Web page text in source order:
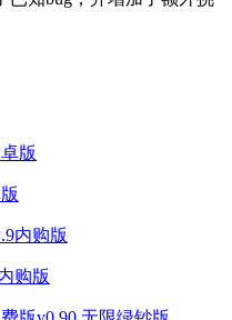
购版